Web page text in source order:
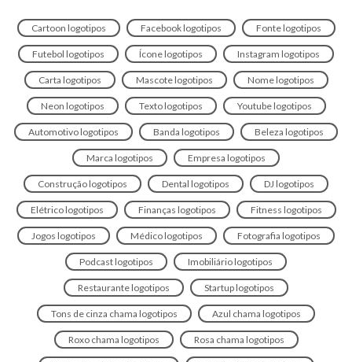
Cartoon logotipos Facebook logotipos Fonte logotipos
Futebol logotipos Ícone logotipos Instagram logotipos
Carta logotipos Mascote logotipos Nome logotipos
Neon logotipos Texto logotipos Youtube logotipos
Automotivo logotipos Banda logotipos Beleza logotipos
Marca logotipos Empresa logotipos
Construção logotipos Dental logotipos DJ logotipos
Elétrico logotipos Finanças logotipos Fitness logotipos
Jogos logotipos Médico logotipos Fotografia logotipos
Podcast logotipos Imobiliário logotipos
Restaurante logotipos Startup logotipos
Tons de cinza chama logotipos Azul chama logotipos
Roxo chama logotipos Rosa chama logotipos